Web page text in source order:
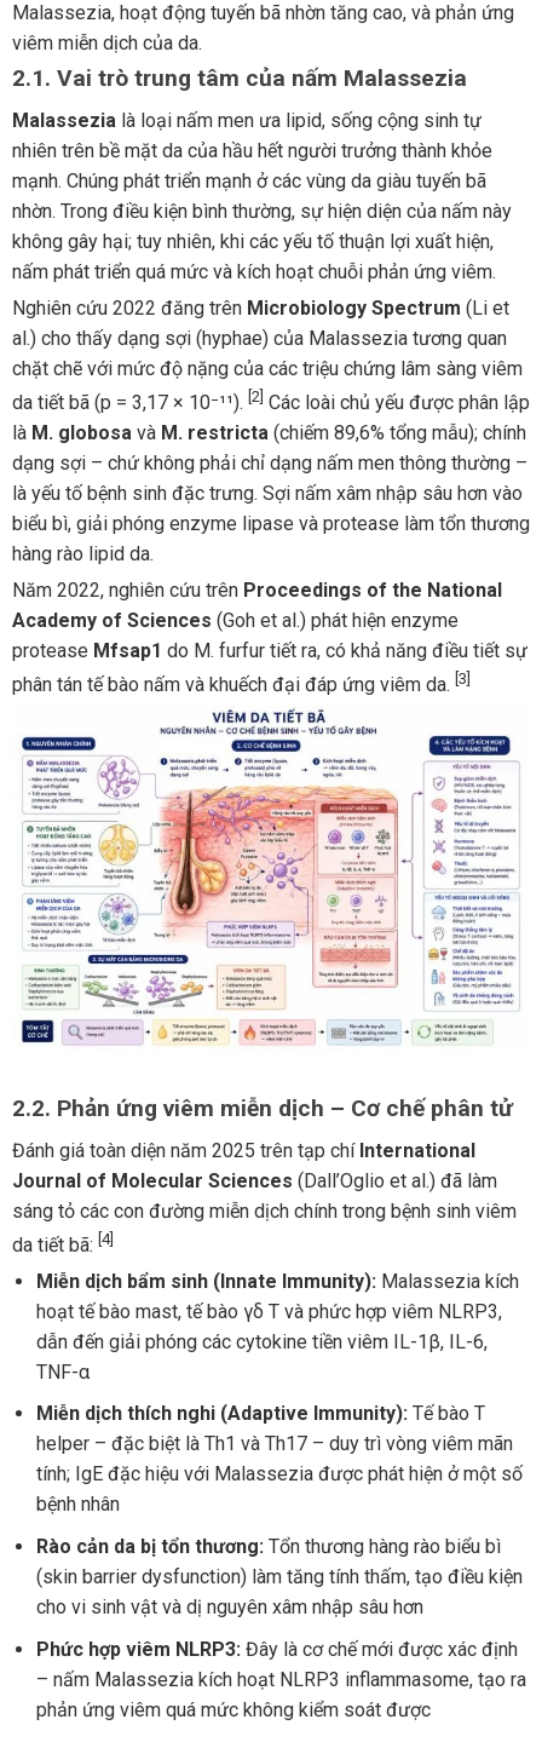
Malassezia, hoạt động tuyến bã nhờn tăng cao, và phản ứng
viêm miễn dịch của da.
2.1. Vai trò trung tâm của nấm Malassezia
Malassezia là loại nấm men ưa lipid, sống cộng sinh tự
nhiên trên bề mặt da của hầu hết người trưởng thành khỏe
mạnh. Chúng phát triển mạnh ở các vùng da giàu tuyến bã
nhờn. Trong điều kiện bình thường, sự hiện diện của nấm này
không gây hại; tuy nhiên, khi các yếu tố thuận lợi xuất hiện,
nấm phát triển quá mức và kích hoạt chuỗi phản ứng viêm.
Nghiên cứu 2022 đăng trên Microbiology Spectrum (Li et
al.) cho thấy dạng sợi (hyphae) của Malassezia tương quan
chặt chẽ với mức độ nặng của các triệu chứng lâm sàng viêm
da tiết bã (p = 3,17 × 10⁻¹¹). [2] Các loài chủ yếu được phân lập
là M. globosavà M. restricta(chiếm 89,6% tổng mẫu); chính
dạng sợi – chứ không phải chỉ dạng nấm men thông thường –
là yếu tố bệnh sinh đặc trưng. Sợi nấm xâm nhập sâu hơn vào
biểu bì, giải phóng enzyme lipase và protease làm tổn thương
hàng rào lipid da.
Năm 2022, nghiên cứu trên Proceedings of the National
Academy of Sciences (Goh et al.) phát hiện enzyme
protease Mfsap1 do M. furfur tiết ra, có khả năng điều tiết sự
phân tán tế bào nấm và khuếch đại đáp ứng viêm da. [3]
2.2. Phản ứng viêm miễn dịch – Cơ chế phân tử
Đánh giá toàn diện năm 2025 trên tạp chí International
Journal of Molecular Sciences (Dall’Oglio et al.) đã làm
sáng tỏ các con đường miễn dịch chính trong bệnh sinh viêm
da tiết bã: [4]
Miễn dịch bẩm sinh (Innate Immunity):Malassezia kích
hoạt tế bào mast, tế bào γδ T và phức hợp viêm NLRP3,
dẫn đến giải phóng các cytokine tiền viêm IL-1β, IL-6,
TNF-α
Miễn dịch thích nghi (Adaptive Immunity):Tế bào T
helper – đặc biệt là Th1 và Th17 – duy trì vòng viêm mãn
tính; IgE đặc hiệu với Malassezia được phát hiện ở một số
bệnh nhân
Rào cản da bị tổn thương:Tổn thương hàng rào biểu bì
(skin barrier dysfunction) làm tăng tính thấm, tạo điều kiện
cho vi sinh vật và dị nguyên xâm nhập sâu hơn
Phức hợp viêm NLRP3: Đây là cơ chế mới được xác định
– nấm Malassezia kích hoạt NLRP3 inflammasome, tạo ra
phản ứng viêm quá mức không kiểm soát được